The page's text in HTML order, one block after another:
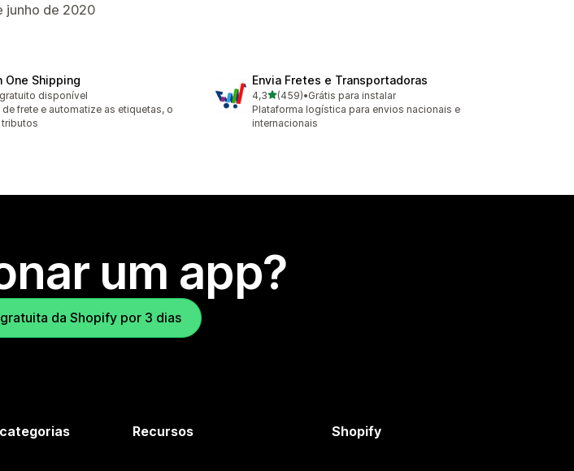
junho de 2020
One Shipping
todo
disponível
frete e automatize as etiquetas, o
tributos
Envia Fretes e Transportadoras
4,3de 5 estrelas
(459)
459 avaliações ao todo
•Grátis para instalar
Plataforma logística para envios nacionais e
internacionais
um app?
da Shopify por 3 dias
Recursos Shopify